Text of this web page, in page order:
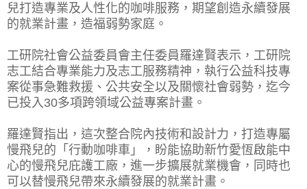
兒打造專業及人性化的咖啡服務，期望創造永續發展
的就業計畫，造福弱勢家庭。
工研院社會公益委員會主任委員羅達賢表示，工研院
志工結合專業能力及志工服務精神，執行公益科技專
案從事急難救援、公共安全以及關懷社會弱勢，迄今
已投入30多項跨領域公益專案計畫。
羅達賢指出，這次整合院內技術和設計力，打造專屬
慢飛兒的「行動咖啡車」，盼能協助新竹愛恆啟能中
心的慢飛兒庇護工廠，進一步擴展就業機會，同時也
可以替慢飛兒帶來永續發展的就業計畫。